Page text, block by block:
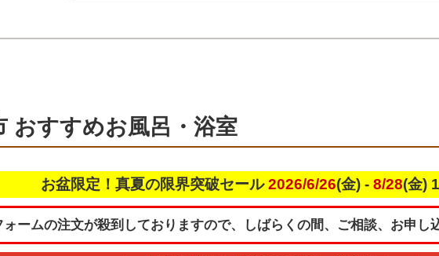
おすすめお風呂・浴室
お盆限定！真夏の限界突破セール2026/6/26(金) - 8/28(金)
ームの注文が殺到しておりますので、しばらくの間、ご相談、お申し